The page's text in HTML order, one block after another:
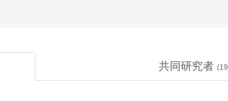
共同研究者 (19